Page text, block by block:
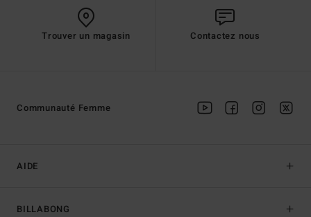
Trouver un magasin Contactez nous
AIDE
BILLABONG
Communauté Femme